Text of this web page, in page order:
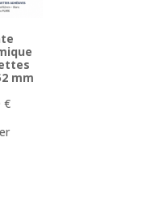
mm
€Le